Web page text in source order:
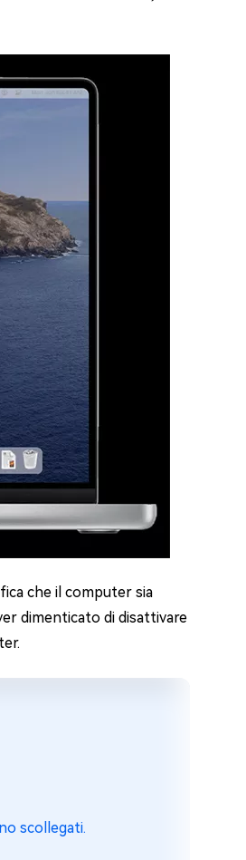
che il computer sia
dimenticato di disattivare
scollegati.